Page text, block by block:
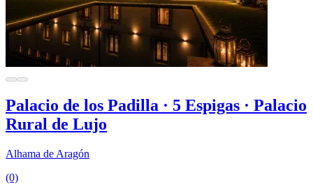
Palacio de los Padilla · 5 Espigas · Palacio
Rural de Lujo
Alhama de Aragón
(0)